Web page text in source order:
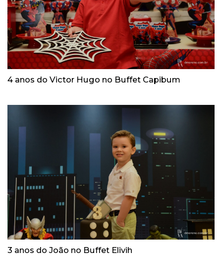
4 anos do Victor Hugo no Buffet Capibum
3 anos do João no Buffet Elivih